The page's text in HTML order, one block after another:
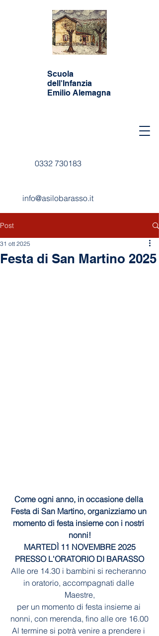
Scuola
dell'Infanzia
Emilio Alemagna
0332 730183
info@asilobarasso.it
Post
Festa di San Martino 2025
31 ott 2025
Come ogni anno, in occasione della
Festa di San Martino, organizziamo un
momento di festa insieme con i nostri
nonni!
MARTEDÌ 11 NOVEMBRE 2025
PRESSO L'ORATORIO DI BARASSO
Alle ore 14.30 i bambini si recheranno
in oratorio, accompagnati dalle
Maestre,
per un momento di festa insieme ai
nonni, con merenda, fino alle ore 16.00
Al termine si potrà venire a prendere i